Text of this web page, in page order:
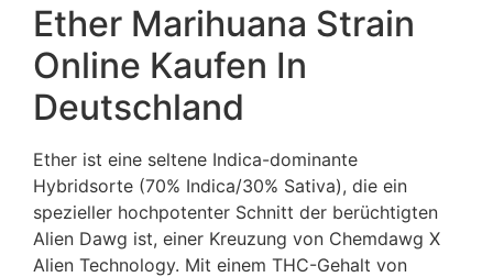
Ether Marihuana Strain
Online Kaufen In
Deutschland
Ether ist eine seltene Indica-dominante
Hybridsorte (70% Indica/30% Sativa), die ein
spezieller hochpotenter Schnitt der berüchtigten
Alien Dawg ist, einer Kreuzung von Chemdawg X
Alien Technology. Mit einem THC-Gehalt von